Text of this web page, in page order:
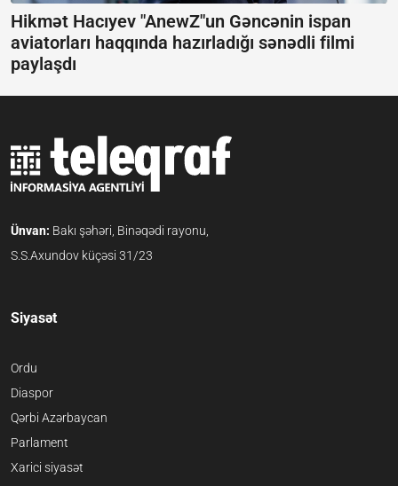
Hikmət Hacıyev "AnewZ"un Gəncənin ispan
aviatorları haqqında hazırladığı sənədli filmi
paylaşdı
Ünvan: Bakı şəhəri, Binəqədi rayonu,
S.S.Axundov küçəsi 31/23
Siyasət
Ordu
Diaspor
Qərbi Azərbaycan
Parlament
Xarici siyasət